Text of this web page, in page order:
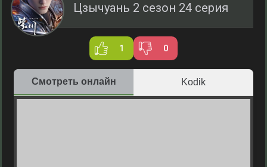
Цзычуань 2 сезон 24 серия
1 0
Смотреть онлайн Kodik